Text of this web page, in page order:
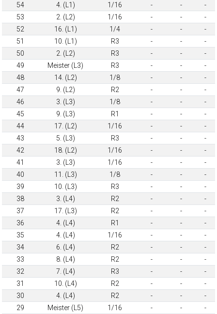
54
4. (L1) 1/16 - -
-
53
2. (L2) 1/16 - -
-
52
16. (L1) 1/4 - -
-
51
10. (L1) R3 - -
-
50
2. (L2) R3 - -
-
49
Meister (L3) R3 - -
-
48
14. (L2) 1/8 - -
-
47
9. (L2) R2 - -
-
46
3. (L3) 1/8 - -
-
45
9. (L3) R1 - -
-
44
17. (L2) 1/16 - -
-
43
5. (L3) R3 - -
-
42
18. (L2) 1/16 - -
-
41
3. (L3) 1/16 - -
-
40
11. (L3) 1/8 - -
-
39
10. (L3) R3 - -
-
38
3. (L4) R2 - -
-
37
17. (L3) R2 - -
-
36
4. (L4) R1 - -
-
35
4. (L4) 1/16 - -
-
34
6. (L4) R2 - -
-
33
8. (L4) R2 - -
-
32
7. (L4) R3 - -
-
31
10. (L4) R2 - -
-
30
4. (L4) R2 - -
-
29
Meister (L5) 1/16 - -
-